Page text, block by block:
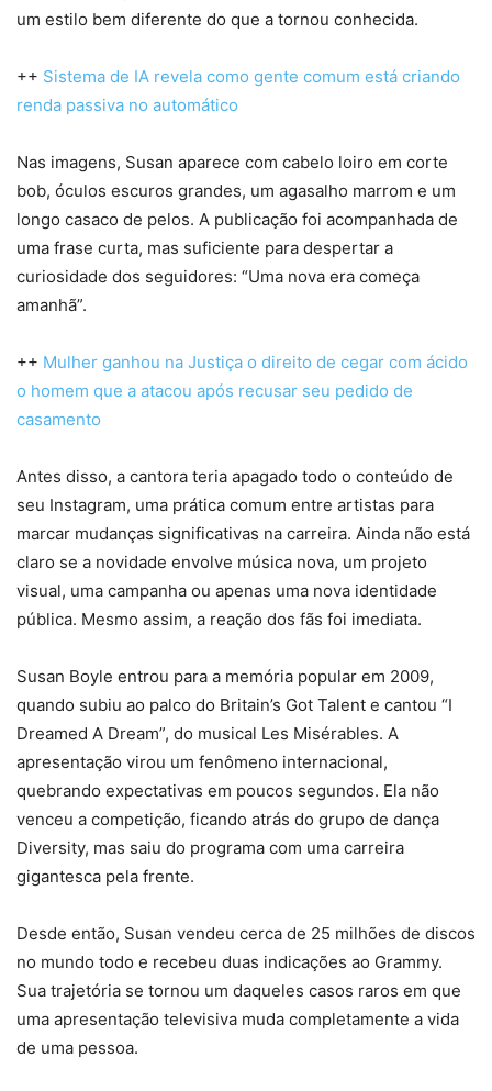
um estilo bem diferente do que a tornou conhecida.
++ Sistema de IA revela como gente comum está criando
renda passiva no automático
Nas imagens, Susan aparece com cabelo loiro em corte
bob, óculos escuros grandes, um agasalho marrom e um
longo casaco de pelos. A publicação foi acompanhada de
uma frase curta, mas suficiente para despertar a
curiosidade dos seguidores: “Uma nova era começa
amanhã”.
++ Mulher ganhou na Justiça o direito de cegar com ácido
o homem que a atacou após recusar seu pedido de
casamento
Antes disso, a cantora teria apagado todo o conteúdo de
seu Instagram, uma prática comum entre artistas para
marcar mudanças significativas na carreira. Ainda não está
claro se a novidade envolve música nova, um projeto
visual, uma campanha ou apenas uma nova identidade
pública. Mesmo assim, a reação dos fãs foi imediata.
Susan Boyle entrou para a memória popular em 2009,
quando subiu ao palco do Britain’s Got Talent e cantou “I
Dreamed A Dream”, do musical Les Misérables. A
apresentação virou um fenômeno internacional,
quebrando expectativas em poucos segundos. Ela não
venceu a competição, ficando atrás do grupo de dança
Diversity, mas saiu do programa com uma carreira
gigantesca pela frente.
Desde então, Susan vendeu cerca de 25 milhões de discos
no mundo todo e recebeu duas indicações ao Grammy.
Sua trajetória se tornou um daqueles casos raros em que
uma apresentação televisiva muda completamente a vida
de uma pessoa.